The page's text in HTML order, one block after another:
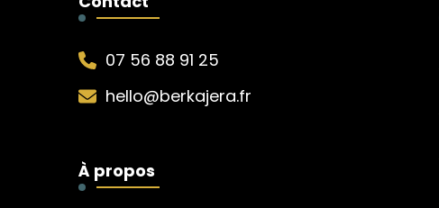
07 56 88 91 25
hello@berkajera.fr
À propos